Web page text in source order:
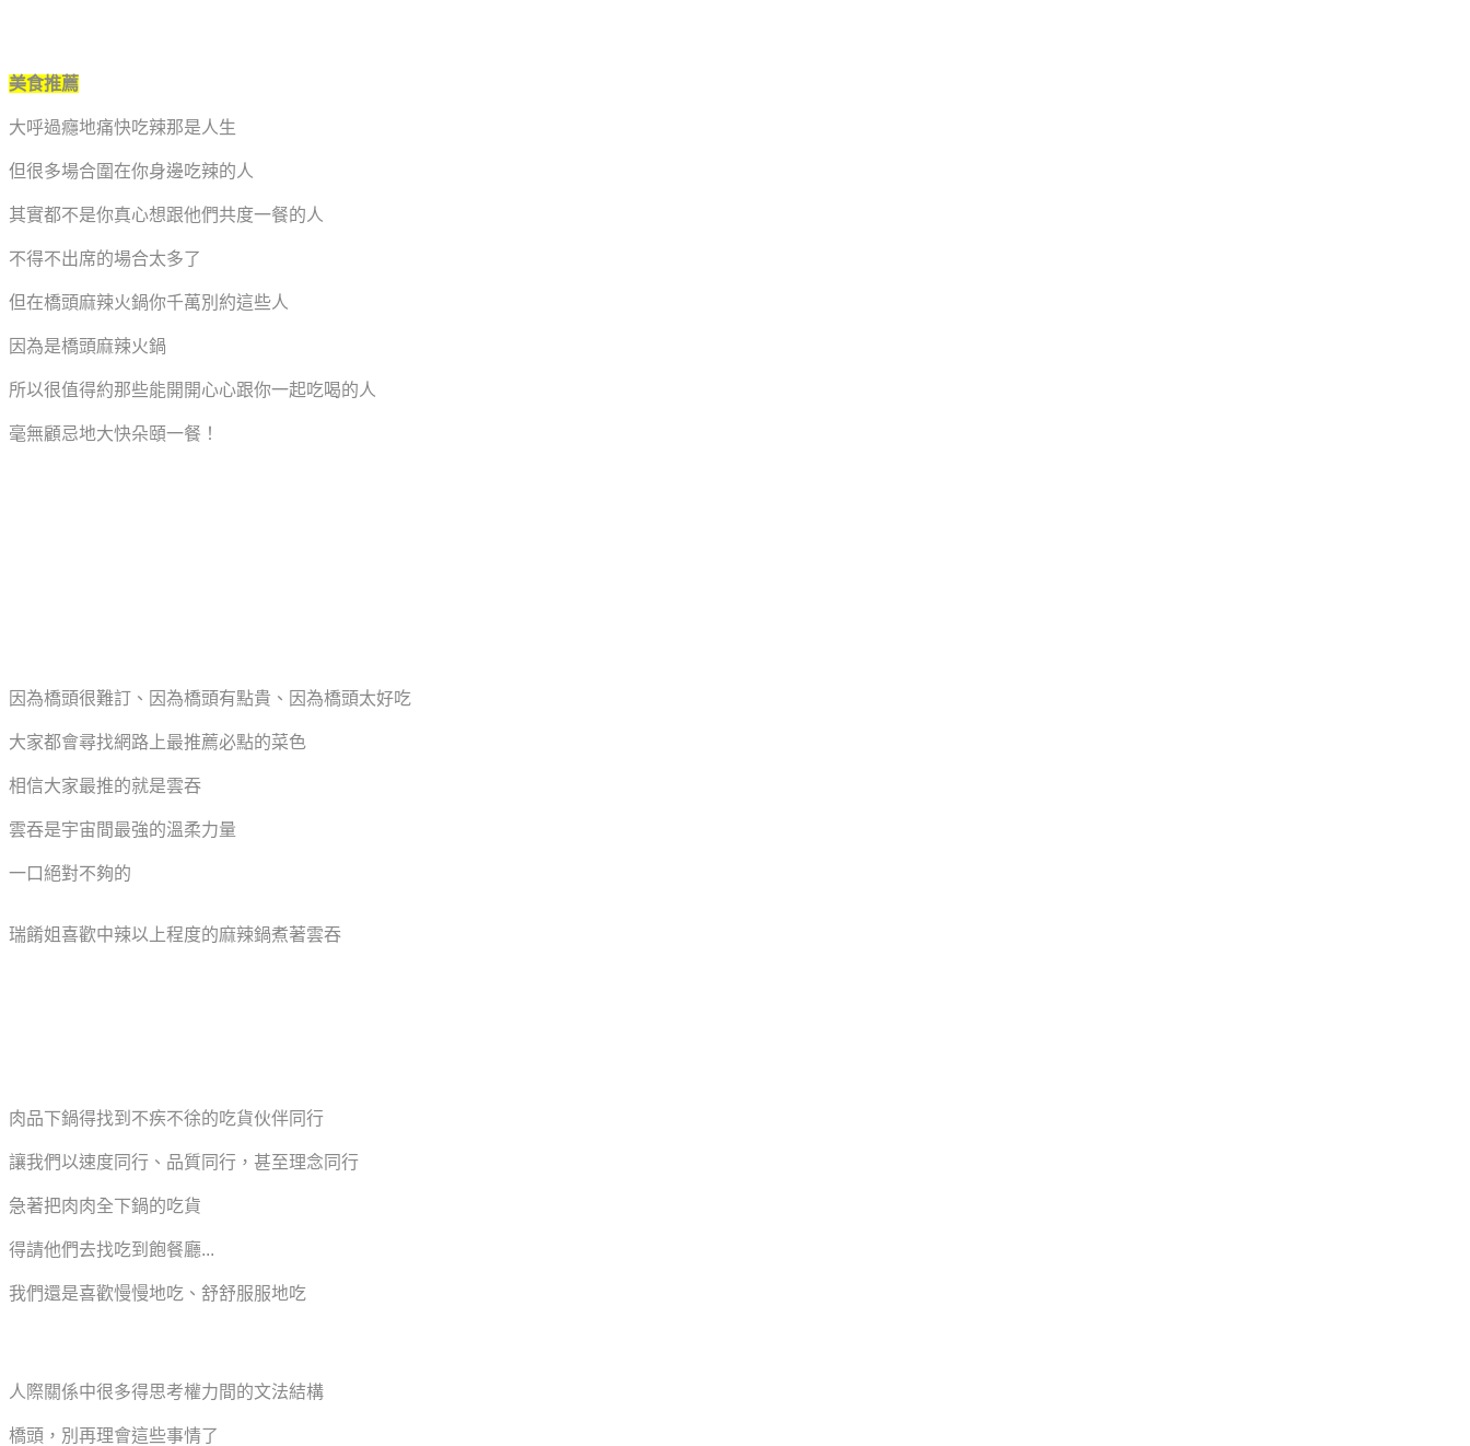
美食推薦
大呼過癮地痛快吃辣那是人生
但很多場合圍在你身邊吃辣的人
其實都不是你真心想跟他們共度一餐的人
不得不出席的場合太多了
但在橋頭麻辣火鍋你千萬別約這些人
因為是橋頭麻辣火鍋
所以很值得約那些能開開心心跟你一起吃喝的人
毫無顧忌地大快朵頤一餐！
因為橋頭很難訂、因為橋頭有點貴、因為橋頭太好吃
大家都會尋找網路上最推薦必點的菜色
相信大家最推的就是雲吞
雲吞是宇宙間最強的溫柔力量
一口絕對不夠的
瑞餚姐喜歡中辣以上程度的麻辣鍋煮著雲吞
肉品下鍋得找到不疾不徐的吃貨伙伴同行
讓我們以速度同行、品質同行，甚至理念同行
急著把肉肉全下鍋的吃貨
得請他們去找吃到飽餐廳...
我們還是喜歡慢慢地吃、舒舒服服地吃
人際關係中很多得思考權力間的文法結構
橋頭，別再理會這些事情了